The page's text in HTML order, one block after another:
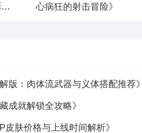
心病狂的射击冒险》
版：肉体流武器与义体搭配推荐》
成就解锁全攻略》
皮肤价格与上线时间解析》